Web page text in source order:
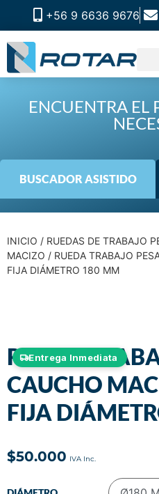
+56 9 6636 9676
ENCUENTRA EL
BUSCADOR ASISTIDO
INICIO / RUEDAS DE TRABAJO
MACIZO / RUEDA TRABAJO
FIJA DIÁMETRO 180 MM
Entrega Inmediata
RUEDA
CAUCHO
FIJA
$50.000